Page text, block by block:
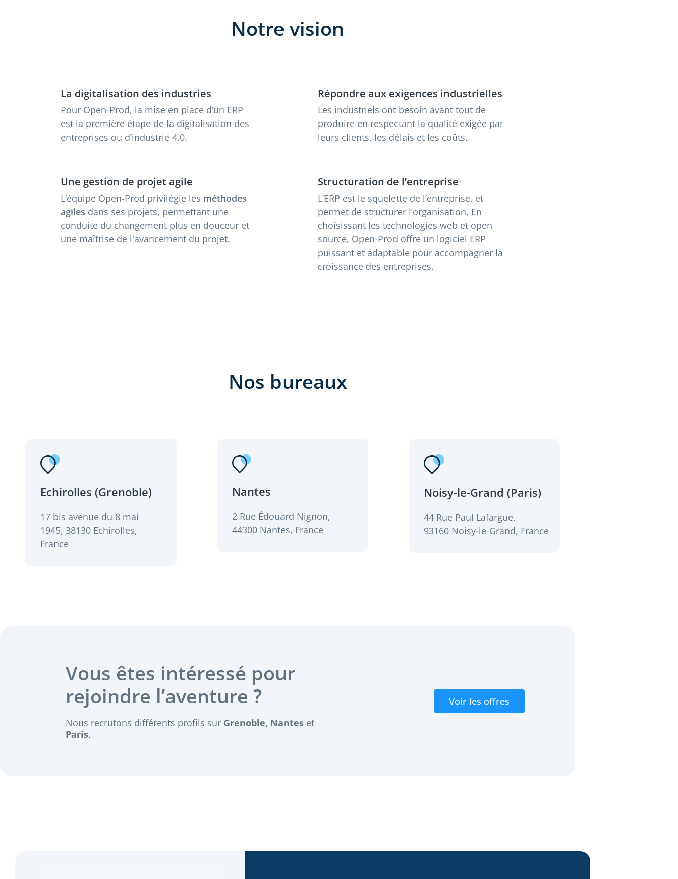
Notre vision
La digitalisation des industries
Pour Open-Prod, la mise en place d’un ERP
est la première étape de la digitalisation des
entreprises ou d’industrie 4.0.
Répondre aux exigences industrielles
Les industriels ont besoin avant tout de
produire en respectant la qualité exigée par
leurs clients, les délais et les coûts.
Une gestion de projet agile
L’équipe Open-Prod privilégie les méthodes
agiles dans ses projets, permettant une
conduite du changement plus en douceur et
une maîtrise de l'avancement du projet.
Structuration de l’entreprise
L’ERP est le squelette de l’entreprise, et
permet de structurer l’organisation. En
choisissant les technologies web et open
source, Open-Prod offre un logiciel ERP
puissant et adaptable pour accompagner la
croissance des entreprises.
Nos bureaux
Echirolles (Grenoble)
17 bis avenue du 8 mai
1945, 38130 Echirolles,
France
Nantes
2 Rue Édouard Nignon,
44300 Nantes, France
Noisy-le-Grand (Paris)
44 Rue Paul Lafargue,
93160 Noisy-le-Grand, France
Vous êtes intéressé pour
rejoindre l’aventure ?
Nous recrutons différents profils sur Grenoble, Nantes et
Paris.
Voir les offres